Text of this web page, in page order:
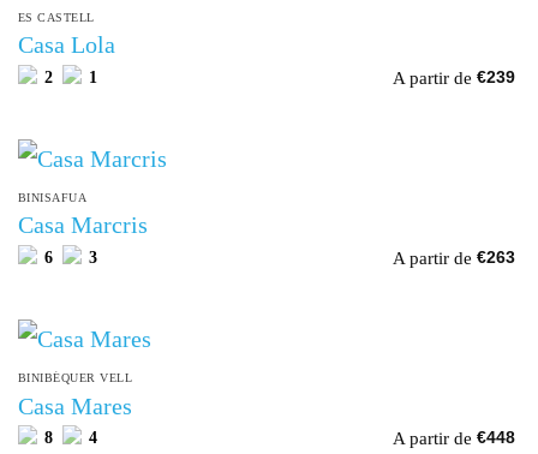
ES CASTELL
Casa Lola
2 1 A partir de €239
BINISAFUA
Casa Marcris
6 3 A partir de €263
BINIBÉQUER VELL
Casa Mares
8 4 A partir de €448